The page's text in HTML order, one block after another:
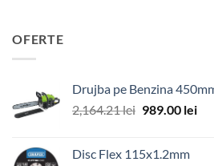
OFERTE
Drujba pe Benzina
2,164.21lei Prețul
fost:
989.00 lei
Disc Flex 115x1.2mm